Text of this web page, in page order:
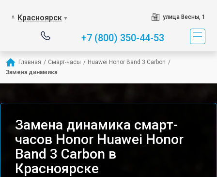
Красноярск ▼ улица Весны, 1
+7 (800) 350-44-53
Главная / Смарт-часы / Huawei Honor Band 3 Carbon /
Замена динамика
Замена динамика смарт-
часов Honor Huawei Honor
Band 3 Carbon в
Красноярске